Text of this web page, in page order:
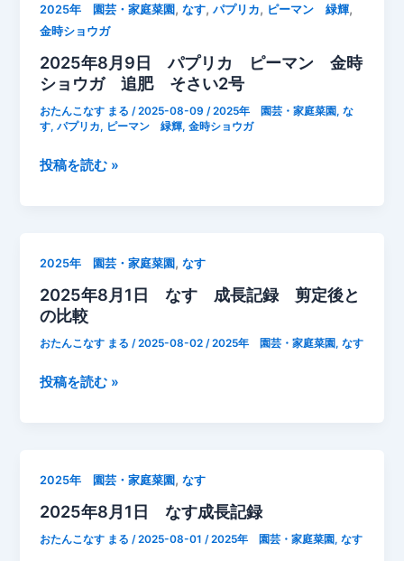
追
肥
そ
さ
い
2
日
な
す
成
長
記
2025年 園芸・家庭菜園 ,なす,パプリカ, ピーマン 緑輝,
金時ショウガ
2025年8月9日 パプリカ ピーマン 金時
ショウガ 追肥 そさい2号
おたんこなす まる/2025-08-09/2025年 園芸・家庭菜園,な
す,パプリカ, ピーマン 緑輝,金時ショウガ
2025
日
パ
プ
リ
ピ
時
シ
ョ
投稿を読む »
2025年 園芸・家庭菜園 ,なす
2025年8月1日 なす 成長記録 剪定後と
の比較
おたんこなす まる/2025-08-02/2025年 園芸・家庭菜園,なす
2025
日
な
す
投稿を読む »
2025年 園芸・家庭菜園 ,なす
2025年8月1日 なす成長記録
おたんこなす まる/2025-08-01/2025年 園芸・家庭菜園,なす